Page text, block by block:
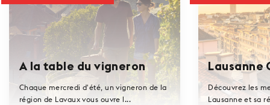
A la table du vigneron
Chaque mercredi d'été, un vigneron de la
région de Lavaux vous ouvre l...
Lausanne
Découvrez les
Lausanne et sa